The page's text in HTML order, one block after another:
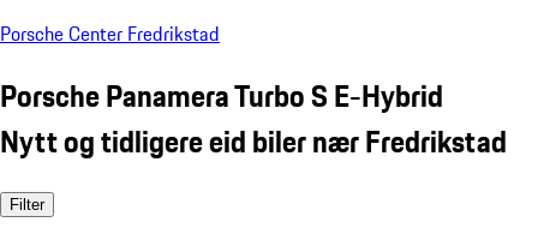
Porsche Center Fredrikstad
Porsche Panamera Turbo S E-Hybrid
Nytt og tidligere eid biler nær Fredrikstad
Filter